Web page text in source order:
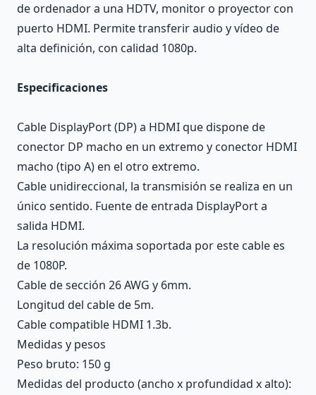
de ordenador a una HDTV, monitor o proyector con
puerto HDMI. Permite transferir audio y vídeo de
alta definición, con calidad 1080p.
Especificaciones
Cable DisplayPort (DP) a HDMI que dispone de
conector DP macho en un extremo y conector HDMI
macho (tipo A) en el otro extremo.
Cable unidireccional, la transmisión se realiza en un
único sentido. Fuente de entrada DisplayPort a
salida HDMI.
La resolución máxima soportada por este cable es
de 1080P.
Cable de sección 26 AWG y 6mm.
Longitud del cable de 5m.
Cable compatible HDMI 1.3b.
Medidas y pesos
Peso bruto: 150 g
Medidas del producto (ancho x profundidad x alto):